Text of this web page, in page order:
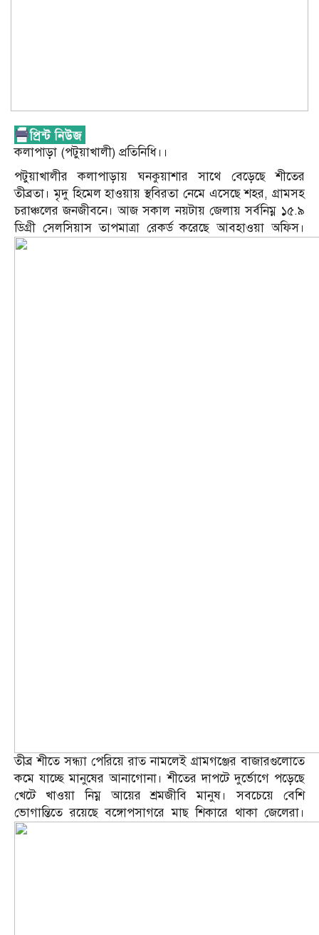
কলাপাড়া (পটুয়াখালী) প্রতিনিধি।।
পটুয়াখালীর কলাপাড়ায় ঘনকুয়াশার সাথে বেড়েছে শীতের
তীব্রতা। মৃদু হিমেল হাওয়ায় স্থবিরতা নেমে এসেছে শহর, গ্রামসহ
চরাঞ্চলের জনজীবনে। আজ সকাল নয়টায় জেলায় সর্বনিম্ন ১৫.৯
ডিগ্রী সেলসিয়াস তাপমাত্রা রেকর্ড করেছে আবহাওয়া অফিস।
তীব্র শীতে সন্ধ্যা পেরিয়ে রাত নামলেই গ্রামগঞ্জের বাজারগুলোতে
কমে যাচ্ছে মানুষের আনাগোনা। শীতের দাপটে দুর্ভোগে পড়েছে
খেটে খাওয়া নিম্ন আয়ের শ্রমজীবি মানুষ। সবচেয়ে বেশি
ভোগান্তিতে রয়েছে বঙ্গোপসাগরে মাছ শিকারে থাকা জেলেরা।